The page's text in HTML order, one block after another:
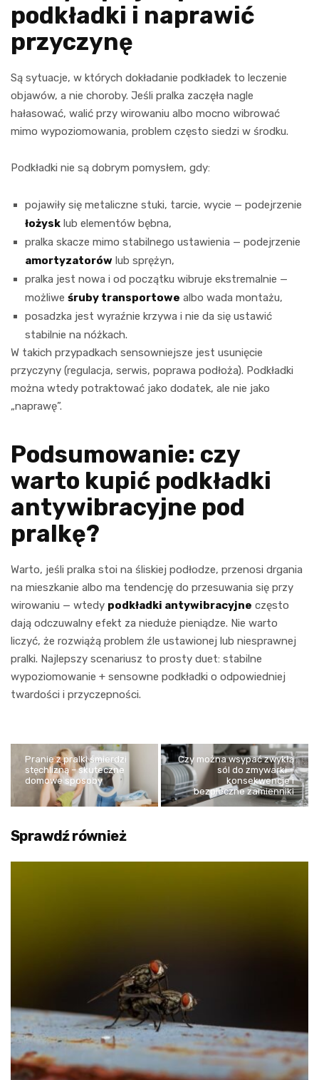
podkładki i naprawić
przyczynę
Są sytuacje, w których dokładanie podkładek to leczenie
objawów, a nie choroby. Jeśli pralka zaczęła nagle
hałasować, walić przy wirowaniu albo mocno wibrować
mimo wypoziomowania, problem często siedzi w środku.
Podkładki nie są dobrym pomysłem, gdy:
pojawiły się metaliczne stuki, tarcie, wycie — podejrzenie
łożysk lub elementów bębna,
pralka skacze mimo stabilnego ustawienia — podejrzenie
amortyzatorów lub sprężyn,
pralka jest nowa i od początku wibruje ekstremalnie —
możliwe śruby transportowe albo wada montażu,
posadzka jest wyraźnie krzywa i nie da się ustawić
stabilnie na nóżkach.
W takich przypadkach sensowniejsze jest usunięcie
przyczyny (regulacja, serwis, poprawa podłoża). Podkładki
można wtedy potraktować jako dodatek, ale nie jako
„naprawę”.
Podsumowanie: czy
warto kupić podkładki
antywibracyjne pod
pralkę?
Warto, jeśli pralka stoi na śliskiej podłodze, przenosi drgania
na mieszkanie albo ma tendencję do przesuwania się przy
wirowaniu — wtedy podkładki antywibracyjne często
dają odczuwalny efekt za nieduże pieniądze. Nie warto
liczyć, że rozwiążą problem źle ustawionej lub niesprawnej
pralki. Najlepszy scenariusz to prosty duet: stabilne
wypoziomowanie + sensowne podkładki o odpowiedniej
twardości i przyczepności.
Pranie z pralki śmierdzi
stęchlizną – skuteczne
domowe sposoby
Czy można wsypać zwykłą
sól do zmywarki –
konsekwencje i
bezpieczne zamienniki
Sprawdź również